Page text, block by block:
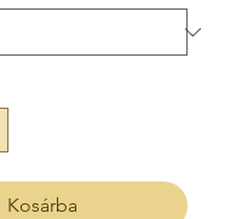
Kosárba